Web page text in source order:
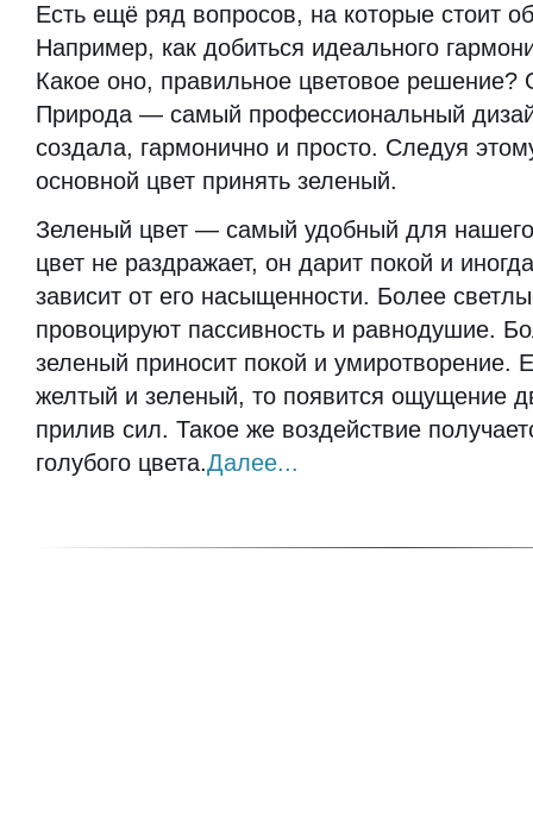
Есть ещё ряд вопросов, на которые стоит
Например, как добиться идеального
Какое оно, правильное цветовое
Природа — самый профессиональный
создала, гармонично и просто. Следуя
основной цвет принять зеленый.
Зеленый цвет — самый удобный для
цвет не раздражает, он дарит покой и
зависит от его насыщенности. Более
провоцируют пассивность и равнодушие.
зеленый приносит покой и умиротворение.
желтый и зеленый, то появится ощущение
прилив сил. Такое же воздействие
голубого цвета.Далее...